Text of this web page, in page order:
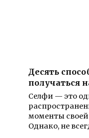
Десять
получаться
Селфи — это
моменты
Однако, не